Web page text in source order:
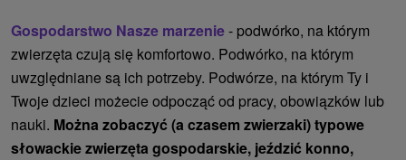
Gospodarstwo Nasze marzenie- podwórko, na którym
zwierzęta czują się komfortowo. Podwórko, na którym
uwzględniane są ich potrzeby. Podwórze, na którym Ty i
Twoje dzieci możecie odpocząć od pracy, obowiązków lub
nauki. Można zobaczyć (a czasem zwierzaki) typowe
słowackie zwierzęta gospodarskie, jeździć konno,